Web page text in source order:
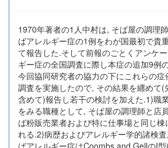
1970年著者の1人中村は, そば屋の調理
ばアレルギー症の1例をわが国最初で貴
て報告した.そして前報のごとくアンケ
ギー症の全国調査に際し本症の追加9例
今回協同研究者の協力の下にこれらの
調査を実施したので, その結果を纒めて(
含めて)報告し若干の検討を加えた.1)職
をみる職種として, そば屋の調理師と店
ば粉販売業者および特に仕事場と同じ
れる.2)病歴およびアレルギー学的諸検
ばアレルギー症はCoombs and GellのI